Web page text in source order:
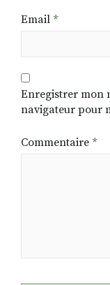
Email *
Enregistrer mon
navigateur pour
Commentaire *